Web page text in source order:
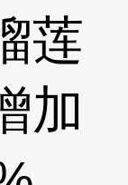
莲
加